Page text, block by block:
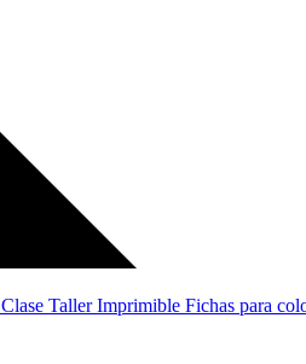
Clase TallerImprimible Fichas para